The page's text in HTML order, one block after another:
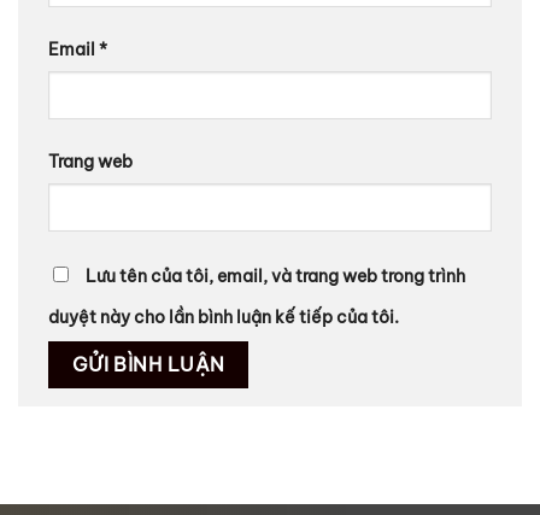
Email *
Trang web
Lưu tên của tôi, email, và trang web trong trình
duyệt này cho lần bình luận kế tiếp của tôi.